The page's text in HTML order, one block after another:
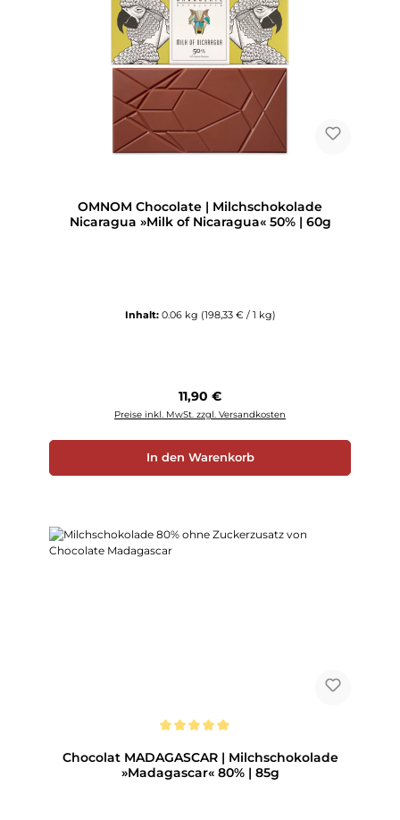
OMNOM Chocolate | Milchschokolade
Nicaragua »Milk of Nicaragua« 50% | 60g
Inhalt: 0.06 kg (198,33 € / 1 kg)
Regulärer Preis:
11,90 €
Preise inkl. MwSt. zzgl. Versandkosten
In den Warenkorb
Chocolat MADAGASCAR | Milchschokolade
»Madagascar« 80% | 85g